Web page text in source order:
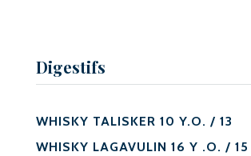
Digestifs
WHISKY TALISKER 10 Y.O. / 13
WHISKY LAGAVULIN 16 Y .O. / 15